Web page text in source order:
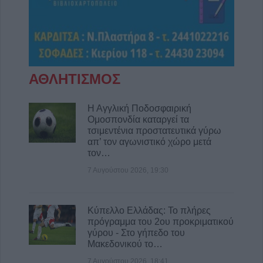
7 Αυγούστου 2026, 15:34
Ιερά Μητρόπολη: Πρόγραμμα Μητροπολίτη
κ. Τιμόθεου το διήμερο 8 & 9 Αυγούστου
7 Αυγούστου 2026, 15:07
Άνοιξε η πρόσκληση από την Περιφέρεια
Θεσσαλίας προς το Δήμο Παλαμά για
της Μεταμόρφωσης
7 Αυγούστου 2026, 15:02
Στο ΠΠΑ Θεσσαλίας η προμήθεια και
τοποθέτηση νέας κερκίδας στο γήπεδο
Απορρίφθηκαν από τον εισαγγελέα του
Αρείου Πάγου οι αιτήσεις για την ανάσυρση
από το αρχείο της υπόθεσης των
τηλεφωνικών υποκλοπών
ΑΘΛΗΤΙΣΜΟΣ
Η Αγγλική Ποδοσφαιρική
Ομοσπονδία καταργεί τα
τσιμεντένια προστατευτικά γύρω
απ’ τον αγωνιστικό χώρο μετά
τον…
7 Αυγούστου 2026, 19:30
Κύπελλο Ελλάδας: Το πλήρες
πρόγραμμα του 2ου προκριματικού
γύρου - Στο γήπεδο του
Μακεδονικού το…
7 Αυγούστου 2026, 18:41